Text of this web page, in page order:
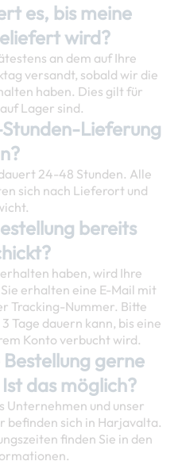
es, bis meine
wird?
an dem auf Ihre
versandt, sobald wir die
haben. Dies gilt für
Lager sind.
Lieferung
24-48 Stunden. Alle
sich nach Lieferort und
bereits
haben, wird Ihre
erhalten eine E-Mail mit
Tracking-Nummer. Bitte
Tage dauern kann, bis eine
Konto verbucht wird.
gerne
das möglich?
Unternehmen und unser
befinden sich in Harjavalta.
finden Sie in den